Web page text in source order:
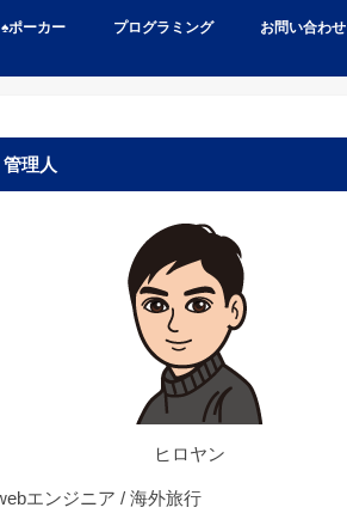
♠️ポーカー プログラミング お問い合わせ
管理人
ヒロヤン
エンジニア / 海外旅行